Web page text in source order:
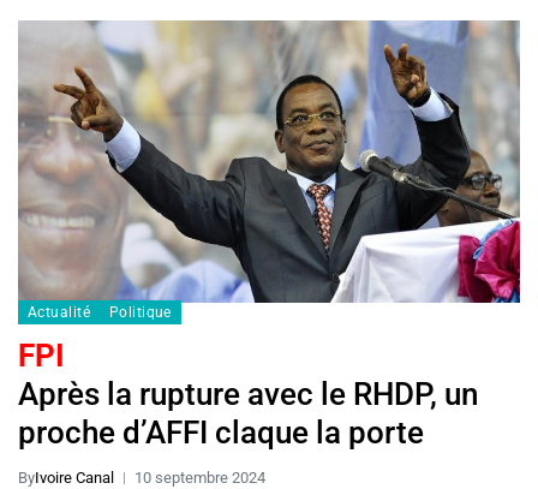
Actualité Politique
FPI
Après la rupture avec le RHDP, un
proche d’AFFI claque la porte
ByIvoire Canal 10 septembre 2024